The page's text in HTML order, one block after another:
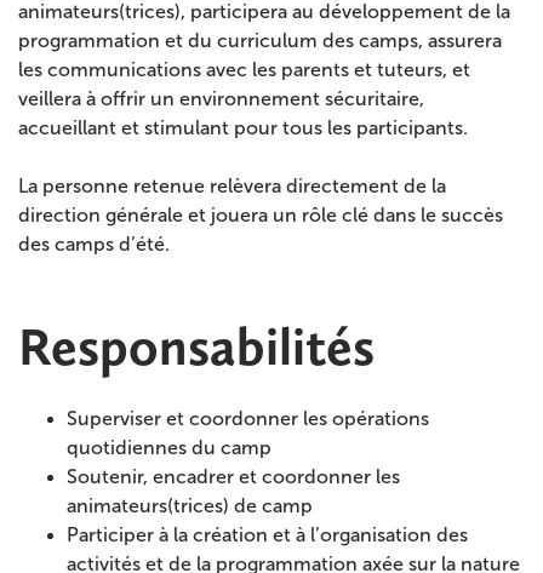
animateurs(trices), participera au développement de la
programmation et du curriculum des camps, assurera
les communications avec les parents et tuteurs, et
veillera à offrir un environnement sécuritaire,
accueillant et stimulant pour tous les participants.
La personne retenue relèvera directement de la
direction générale et jouera un rôle clé dans le succès
des camps d’été.
Responsabilités
Superviser et coordonner les opérations
quotidiennes du camp
Soutenir, encadrer et coordonner les
animateurs(trices) de camp
Participer à la création et à l’organisation des
activités et de la programmation axée sur la nature